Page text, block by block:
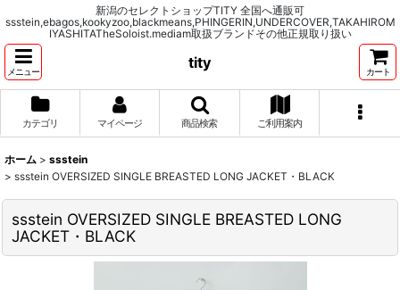
新潟のセレクトショップTITY 全国へ通販可
ssstein,ebagos,kookyzoo,blackmeans,PHINGERIN,UNDERCOVER,TAKAHIROM
IYASHITATheSoloist.mediam取扱ブランドその他正規取り扱い
メニュー
tity
カート
カテゴリ マイページ 商品検索 ご利用案内
ホーム > ssstein
> ssstein OVERSIZED SINGLE BREASTED LONG JACKET・BLACK
ssstein OVERSIZED SINGLE BREASTED LONG
JACKET・BLACK